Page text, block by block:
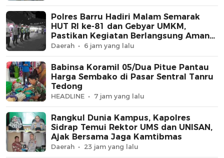
Polres Barru Hadiri Malam Semarak
HUT RI ke-81 dan Gebyar UMKM,
Pastikan Kegiatan Berlangsung Aman
dan Kondusif
Daerah 6 jam yang lalu
Babinsa Koramil 05/Dua Pitue Pantau
Harga Sembako di Pasar Sentral Tanru
Tedong
HEADLINE 7 jam yang lalu
Rangkul Dunia Kampus, Kapolres
Sidrap Temui Rektor UMS dan UNISAN,
Ajak Bersama Jaga Kamtibmas
Daerah 23 jam yang lalu